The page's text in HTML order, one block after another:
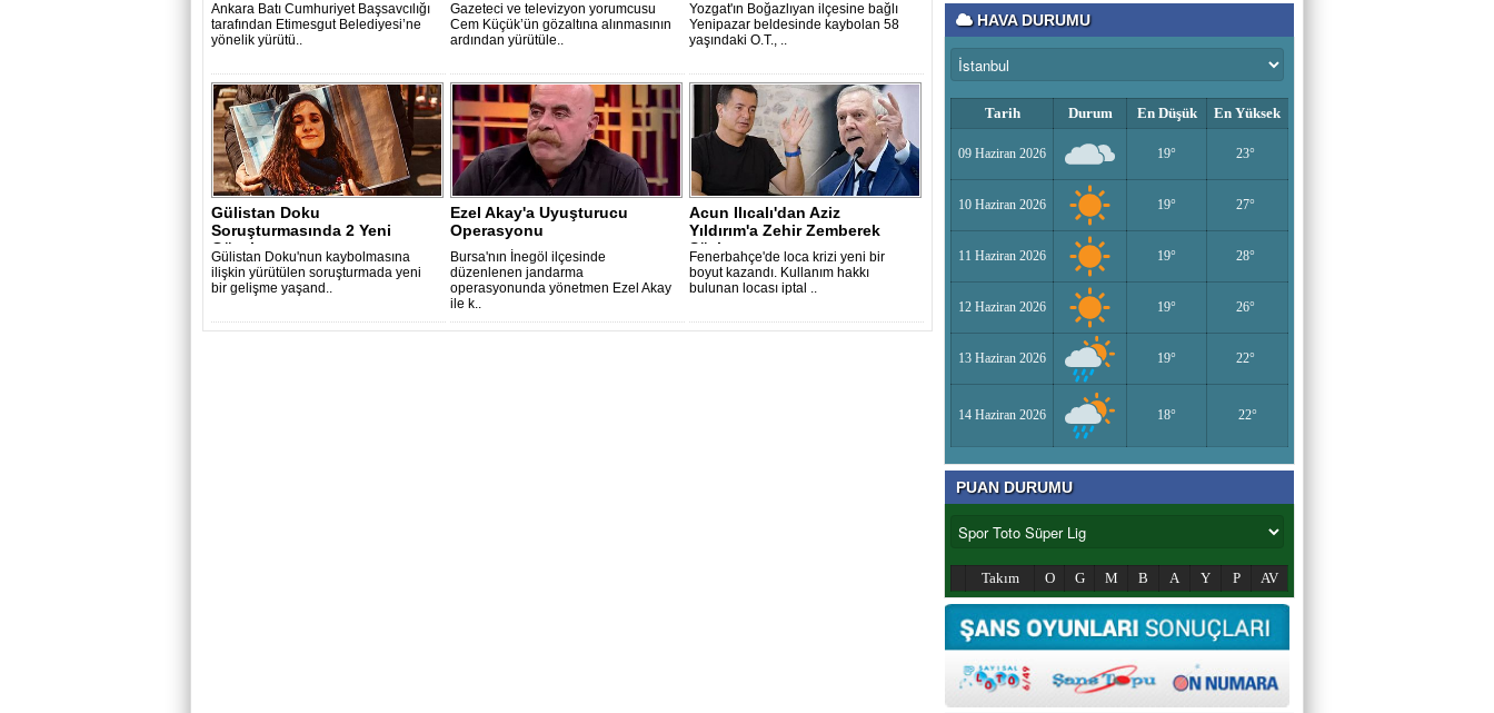
Ankara Batı Cumhuriyet Başsavcılığı
tarafından Etimesgut Belediyesi’ne
yönelik yürütü..
Gazeteci ve televizyon yorumcusu
Cem Küçük’ün gözaltına alınmasının
ardından yürütüle..
Yozgat'ın Boğazlıyan ilçesine bağlı
Yenipazar beldesinde kaybolan 58
yaşındaki O.T., ..
Gülistan Doku
Soruşturmasında 2 Yeni
Gözaltı
Gülistan Doku'nun kaybolmasına
ilişkin yürütülen soruşturmada yeni
bir gelişme yaşand..
Ezel Akay'a Uyuşturucu
Operasyonu
Bursa'nın İnegöl ilçesinde
düzenlenen jandarma
operasyonunda yönetmen Ezel Akay
ile k..
Acun Ilıcalı'dan Aziz
Yıldırım'a Zehir Zemberek
Sözler
Fenerbahçe'de loca krizi yeni bir
boyut kazandı. Kullanım hakkı
bulunan locası iptal ..
HAVA DURUMU
Tarih Durum En Düşük En Yüksek
09 Haziran 2026 19° 23°
10 Haziran 2026 19° 27°
11 Haziran 2026 19° 28°
12 Haziran 2026 19° 26°
13 Haziran 2026 19° 22°
14 Haziran 2026 18° 22°
PUAN DURUMU
Takım O G M B A Y P AV